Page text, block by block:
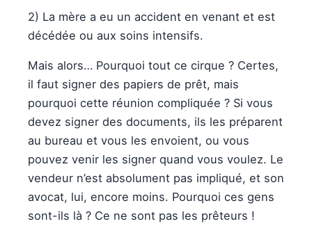
2) La mère a eu un accident en venant et est
décédée ou aux soins intensifs.
Mais alors… Pourquoi tout ce cirque ? Certes,
il faut signer des papiers de prêt, mais
pourquoi cette réunion compliquée ? Si vous
devez signer des documents, ils les préparent
au bureau et vous les envoient, ou vous
pouvez venir les signer quand vous voulez. Le
vendeur n’est absolument pas impliqué, et son
avocat, lui, encore moins. Pourquoi ces gens
sont-ils là ? Ce ne sont pas les prêteurs !